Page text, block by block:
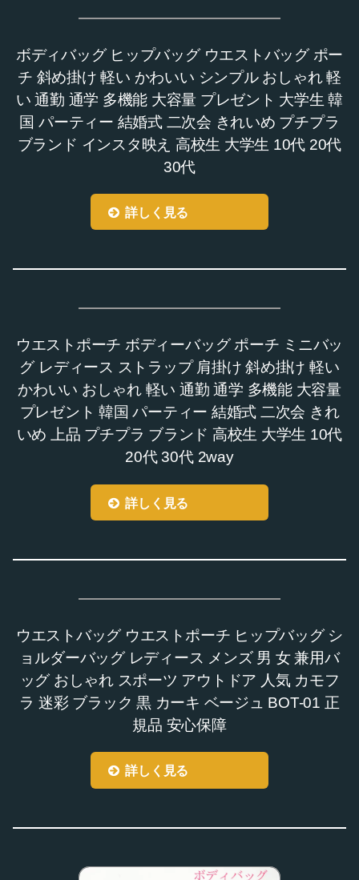
ボディバッグ ヒップバッグ ウエストバッグ ポー
チ 斜め掛け 軽い かわいい シンプル おしゃれ 軽
い 通勤 通学 多機能 大容量 プレゼント 大学生 韓
国 パーティー 結婚式 二次会 きれいめ プチプラ
ブランド インスタ映え 高校生 大学生 10代 20代
30代
詳しく見る
ウエストポーチ ボディーバッグ ポーチ ミニバッ
グ レディース ストラップ 肩掛け 斜め掛け 軽い
かわいい おしゃれ 軽い 通勤 通学 多機能 大容量
プレゼント 韓国 パーティー 結婚式 二次会 きれ
いめ 上品 プチプラ ブランド 高校生 大学生 10代
20代 30代 2way
詳しく見る
ウエストバッグ ウエストポーチ ヒップバッグ シ
ョルダーバッグ レディース メンズ 男 女 兼用バ
ッグ おしゃれ スポーツ アウトドア 人気 カモフ
ラ 迷彩 ブラック 黒 カーキ ベージュ BOT-01 正
規品 安心保障
詳しく見る